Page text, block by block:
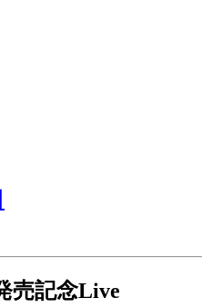
売記念Live